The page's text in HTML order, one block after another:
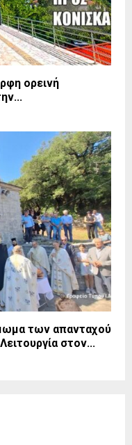
ορεινή
των απανταχού
στον...